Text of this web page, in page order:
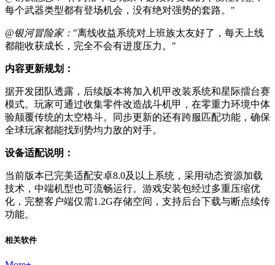
每个武器类型都有登场机会，没有绝对强势的套路。"
@银河冒险家： "离线收益系统对上班族太友好了，每天上线
都能收获成长，完全不会有进度压力。"
内容更新规划：
据开发团队透露，后续版本将加入机甲改装系统和星际擂台赛
模式。玩家可通过收集零件改造战斗机甲，在零重力环境中体
验颠覆传统的太空格斗。同步更新的还有跨服匹配功能，确保
全球玩家都能找到势均力敌的对手。
设备适配说明：
当前版本已完美适配安卓8.0及以上系统，采用动态资源加载
技术，中端机型也可流畅运行。游戏安装包经过多重压缩优
化，完整客户端仅需1.2G存储空间，支持后台下载与断点续传
功能。
相关软件